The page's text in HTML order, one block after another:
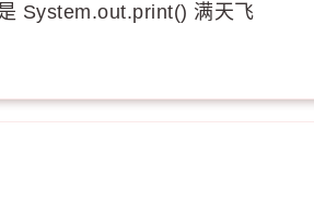
System.out.print() 满天飞